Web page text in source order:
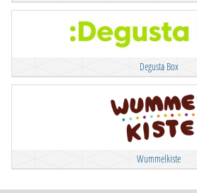
Degusta Box
Wummelkiste